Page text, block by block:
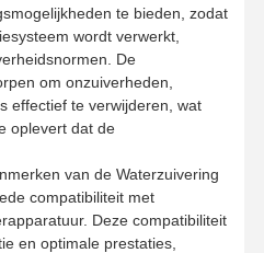
te bieden, zodat
wordt verwerkt,
De
om onzuiverheden,
effectief te verwijderen, wat
oplevert dat de
van de Waterzuivering
compatibiliteit met
Deze compatibiliteit
en optimale prestaties,